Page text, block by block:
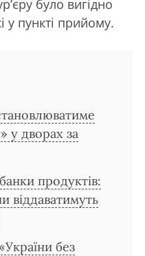
було вигідно
у пункті прийому.
у дворах за
продуктів:
віддаватимуть
без